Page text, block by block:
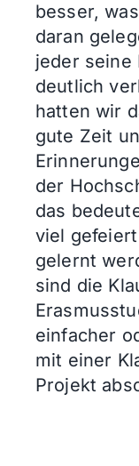
besser,
daran
jeder seine
deutlich
hatten wir
gute Zeit
der
das
viel
gelernt
sind die
einfacher
mit einer
Projekt